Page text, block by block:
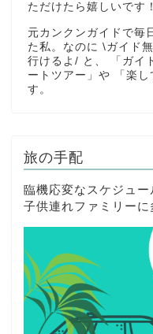
ただけたら嬉しいです！
元カンクンガイドで毎
た私。なのに \ガイド
行けるよ/ と、 「ガイ
ートツアー」や 「楽
す。
旅の手配
臨機応変なスケジュー
子供連れファミリー